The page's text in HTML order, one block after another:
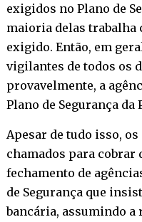
exigidos no Plano de
maioria delas
exigido. Então, em
vigilantes de todos os
provavelmente, a
Plano de Segurança da
Apesar de tudo isso,
chamados para cobrar
fechamento de
de Segurança que
bancária, assumindo